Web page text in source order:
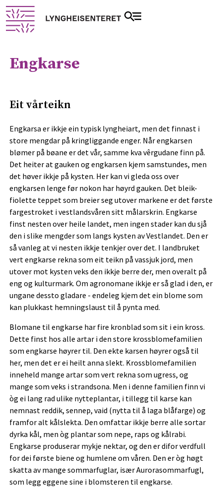
Engkarse
Eit vårteikn
Engkarsa er ikkje ein typisk lyngheiart, men det finnast i
store mengdar på kringliggande enger. Når engkarsen
blømer på bøane er det vår, samme kva vêrgudane finn på.
Det heiter at gauken og engkarsen kjem samstundes, men
det høver ikkje på kysten. Her kan vi gleda oss over
engkarsen lenge før nokon har høyrd gauken. Det bleik-
fiolette teppet som breier seg utover markene er det første
fargestroket i vestlandsvåren sitt målarskrin. Engkarse
finst nesten over heile landet, men ingen stader kan du sjå
den i slike mengder som langs kysten av Vestlandet. Den er
så vanleg at vi nesten ikkje tenkjer over det. I landbruket
vert engkarse rekna som eit teikn på vassjuk jord, men
utover mot kysten veks den ikkje berre der, men overalt på
eng og kulturmark. Om agronomane ikkje er så glad i den, er
ungane dessto gladare - endeleg kjem det ein blome som
kan plukkast hemningslaust til å pynta med.
Blomane til engkarse har fire kronblad som sit i ein kross.
Dette finst hos alle artar i den store krossblomefamilien
som engkarse høyrer til. Den ekte karsen høyrer også til
her, men det er ei heilt anna slekt. Krossblomefamilien
inneheld mange artar som vert rekna som ugress, og
mange som veks i strandsona. Men i denne familien finn vi
òg ei lang rad ulike nytteplantar, i tillegg til karse kan
nemnast reddik, sennep, vaid (nytta til å laga blåfarge) og
framfor alt kålslekta. Den omfattar ikkje berre alle sortar
dyrka kål, men òg plantar som nepe, raps og kålrabi.
Engkarse produserar mykje nektar, og den er difor verdfull
for dei første biene og humlene om våren. Den er òg høgt
skatta av mange sommarfuglar, især Aurorasommarfugl,
som legg eggene sine i blomsteren til engkarse.